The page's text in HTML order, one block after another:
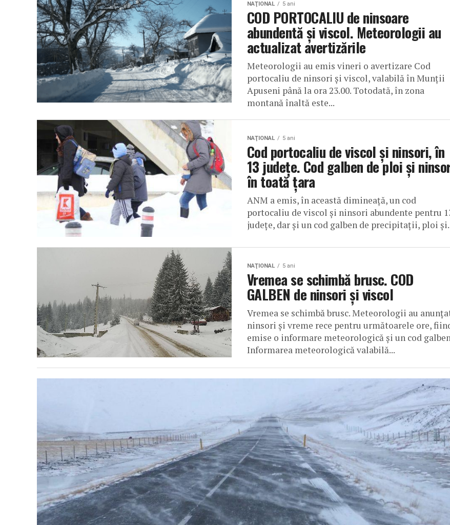
NAŢIONAL 5 ani
COD PORTOCALIU de ninsoare
abundentă și viscol. Meteorologii au
actualizat avertizările
Meteorologii au emis vineri o avertizare Cod
portocaliu de ninsori și viscol, valabilă în Munții
Apuseni până la ora 23.00. Totodată, în zona
montană înaltă este...
NAŢIONAL 5 ani
Cod portocaliu de viscol și ninsori, în
13 județe. Cod galben de ploi și
în toată țara
ANM a emis, în această dimineață, un cod
portocaliu de viscol și ninsori abundente pentru
județe, dar și un cod galben de precipitații, ploi
NAŢIONAL 5 ani
Vremea se schimbă brusc. COD
GALBEN de ninsori și viscol
Vremea se schimbă brusc. Meteorologii au
ninsori și vreme rece pentru următoarele ore,
emise o informare meteorologică și un cod
Informarea meteorologică valabilă...